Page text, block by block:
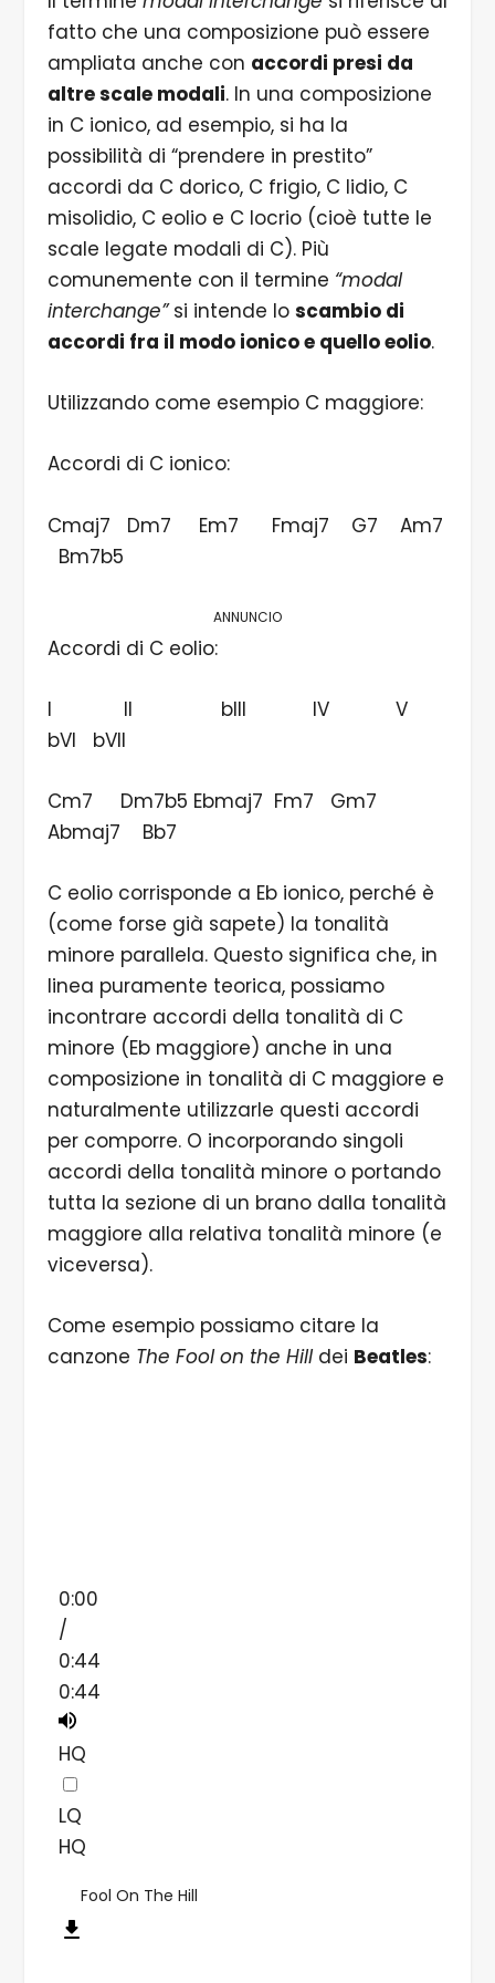
fatto che una composizione può essere
ampliata anche con accordi presi da
altre scale modali. In una composizione
in C ionico, ad esempio, si ha la
possibilità di “prendere in prestito”
accordi da C dorico, C frigio, C lidio, C
misolidio, C eolio e C locrio (cioè tutte le
scale legate modali di C). Più
comunemente con il termine “modal
interchange”si intende lo scambio di
accordi fra il modo ionico e quello eolio.
Utilizzando come esempio C maggiore:
Accordi di C ionico:
Cmaj7 Dm7 Em7 Fmaj7 G7 Am7
Bm7b5
ANNUNCIO
Accordi di C eolio:
I II bIII IV V
bVI bVII
Cm7 Dm7b5 Ebmaj7 Fm7 Gm7
Abmaj7 Bb7
C eolio corrisponde a Eb ionico, perché è
(come forse già sapete) la tonalità
minore parallela. Questo significa che, in
linea puramente teorica, possiamo
incontrare accordi della tonalità di C
minore (Eb maggiore) anche in una
composizione in tonalità di C maggiore e
naturalmente utilizzarle questi accordi
per comporre. O incorporando singoli
accordi della tonalità minore o portando
tutta la sezione di un brano dalla tonalità
maggiore alla relativa tonalità minore (e
viceversa).
Come esempio possiamo citare la
canzone The Fool on the Hilldei Beatles:
0:00
/
0:44
0:44
HQ
LQ
HQ
Fool On The Hill